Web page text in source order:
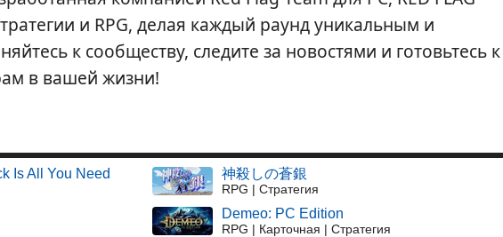
и RPG, делая каждый раунд уникальным и
к сообществу, следите за новостями и готовьтесь к
в вашей жизни!
Is All You Need 神殺しの蒼銀
RPG | Стратегия
Demeo: PC Edition
RPG | Карточная | Стратегия